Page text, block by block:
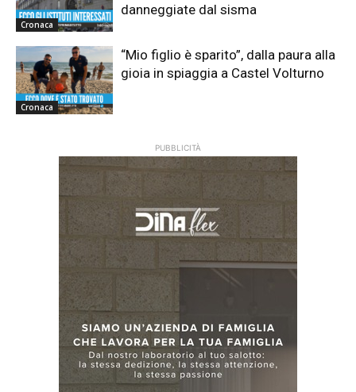
Cronaca
danneggiate dal sisma
Cronaca
“Mio figlio è sparito”, dalla paura alla
gioia in spiaggia a Castel Volturno
PUBBLICITÀ